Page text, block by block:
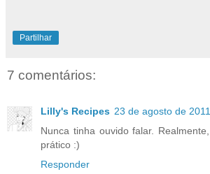
Partilhar
7 comentários:
Lilly's Recipes 23 de agosto de
Nunca tinha ouvido falar.
prático :)
Responder